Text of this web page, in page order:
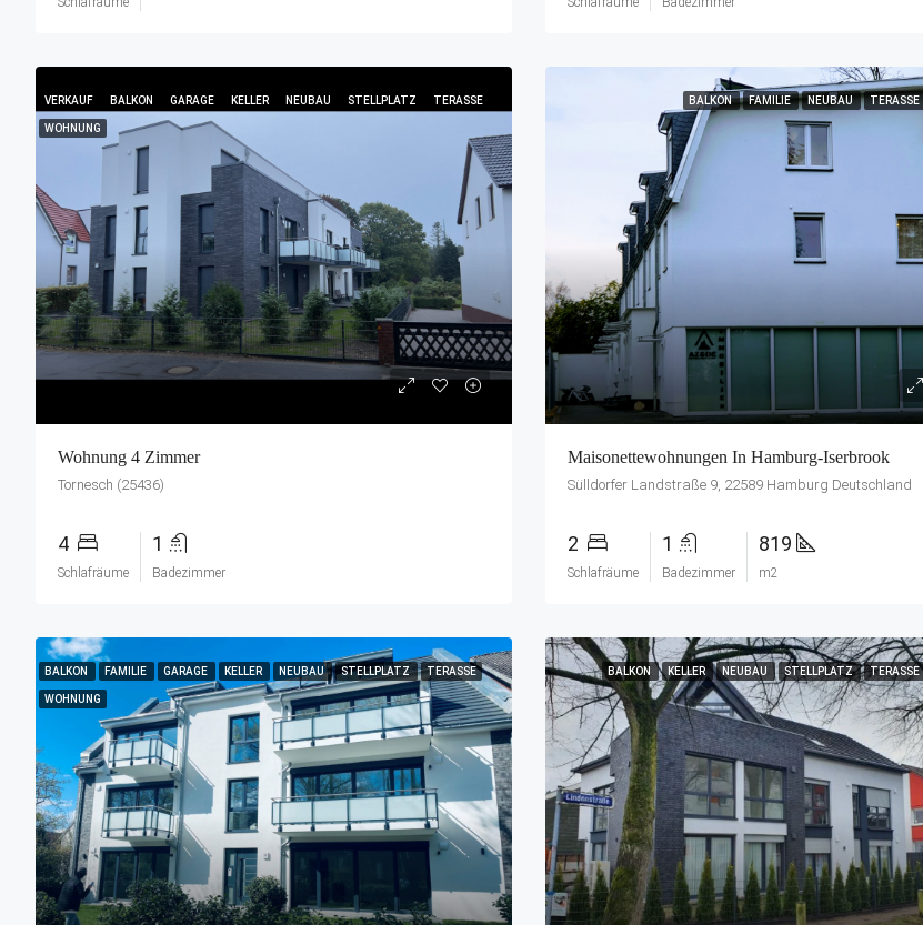
VERKAUF BALKON GARAGE KELLER NEUBAU STELLPLATZ TERASSE
WOHNUNG
Wohnung 4 Zimmer
Tornesch (25436)
4
Schlafräume
1
Badezimmer
BALKON FAMILIE NEUBAU TERASSE
Maisonettewohnungen In Hamburg-Iserbrook
Sülldorfer Landstraße 9, 22589 Hamburg Deutschland
2
Schlafräume
1
Badezimmer
819
m2
BALKON FAMILIE GARAGE KELLER NEUBAU STELLPLATZ TERASSE
WOHNUNG
BALKON KELLER NEUBAU STELLPLATZ TERASSE